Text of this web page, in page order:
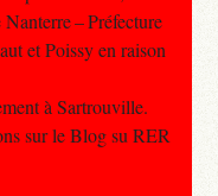
– Préfecture
et Poissy en raison
à Sartrouville.
sur le Blog su RER